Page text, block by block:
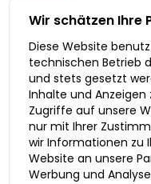
Mehr
Wir schätzen Ihre
Diese Website
technischen Betrieb
und stets gesetzt
Inhalte und Anzeigen
Zugriffe auf unsere
nur mit Ihrer
wir Informationen zu
Website an unsere
Werbung und